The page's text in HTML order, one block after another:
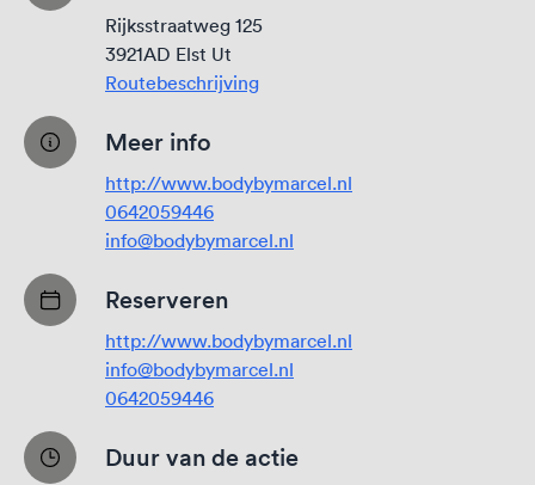
Rijksstraatweg 125
3921AD Elst Ut
Routebeschrijving
Meer info
http://www.bodybymarcel.nl
0642059446
info@bodybymarcel.nl
Reserveren
http://www.bodybymarcel.nl
info@bodybymarcel.nl
0642059446
Duur van de actie